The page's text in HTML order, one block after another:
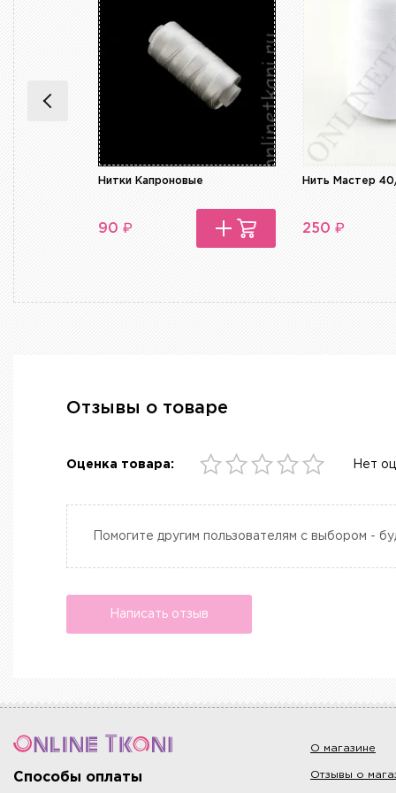
Нитки Капроновые
90 ₽
Нить Мастер
250 ₽
Отзывы о товаре
Оценка товара: Нет
Помогите другим пользователям с выбором -
Написать отзыв
Способы оплаты
О магазине
Отзывы о